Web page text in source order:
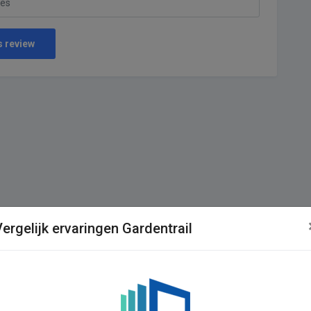
review
ervaringen Gardentrail